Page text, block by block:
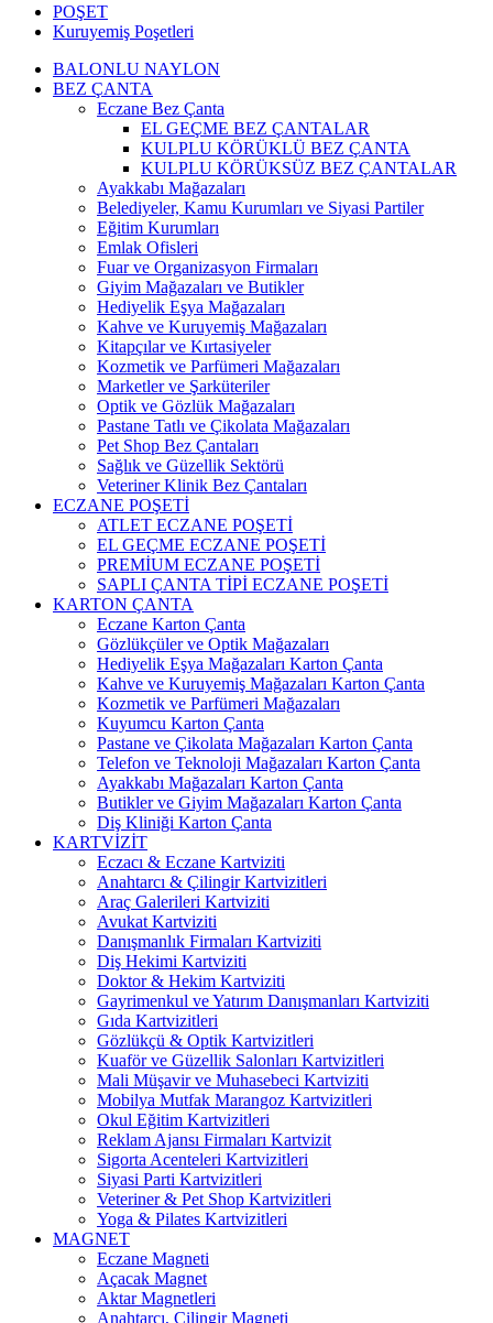
POŞET
Kuruyemiş Poşetleri
BALONLU NAYLON
BEZ ÇANTA
Eczane Bez Çanta
EL GEÇME BEZ ÇANTALAR
KULPLU KÖRÜKLÜ BEZ ÇANTA
KULPLU KÖRÜKSÜZ BEZ ÇANTALAR
Ayakkabı Mağazaları
Belediyeler, Kamu Kurumları ve Siyasi Partiler
Eğitim Kurumları
Emlak Ofisleri
Fuar ve Organizasyon Firmaları
Giyim Mağazaları ve Butikler
Hediyelik Eşya Mağazaları
Kahve ve Kuruyemiş Mağazaları
Kitapçılar ve Kırtasiyeler
Kozmetik ve Parfümeri Mağazaları
Marketler ve Şarküteriler
Optik ve Gözlük Mağazaları
Pastane Tatlı ve Çikolata Mağazaları
Pet Shop Bez Çantaları
Sağlık ve Güzellik Sektörü
Veteriner Klinik Bez Çantaları
ECZANE POŞETİ
ATLET ECZANE POŞETİ
EL GEÇME ECZANE POŞETİ
PREMİUM ECZANE POŞETİ
SAPLI ÇANTA TİPİ ECZANE POŞETİ
KARTON ÇANTA
Eczane Karton Çanta
Gözlükçüler ve Optik Mağazaları
Hediyelik Eşya Mağazaları Karton Çanta
Kahve ve Kuruyemiş Mağazaları Karton Çanta
Kozmetik ve Parfümeri Mağazaları
Kuyumcu Karton Çanta
Pastane ve Çikolata Mağazaları Karton Çanta
Telefon ve Teknoloji Mağazaları Karton Çanta
Ayakkabı Mağazaları Karton Çanta
Butikler ve Giyim Mağazaları Karton Çanta
Diş Kliniği Karton Çanta
KARTVİZİT
Eczacı & Eczane Kartviziti
Anahtarcı & Çilingir Kartvizitleri
Araç Galerileri Kartviziti
Avukat Kartviziti
Danışmanlık Firmaları Kartviziti
Diş Hekimi Kartviziti
Doktor & Hekim Kartviziti
Gayrimenkul ve Yatırım Danışmanları Kartviziti
Gıda Kartvizitleri
Gözlükçü & Optik Kartvizitleri
Kuaför ve Güzellik Salonları Kartvizitleri
Mali Müşavir ve Muhasebeci Kartviziti
Mobilya Mutfak Marangoz Kartvizitleri
Okul Eğitim Kartvizitleri
Reklam Ajansı Firmaları Kartvizit
Sigorta Acenteleri Kartvizitleri
Siyasi Parti Kartvizitleri
Veteriner & Pet Shop Kartvizitleri
Yoga & Pilates Kartvizitleri
MAGNET
Eczane Magneti
Açacak Magnet
Aktar Magnetleri
Anahtarcı, Çilingir Magneti